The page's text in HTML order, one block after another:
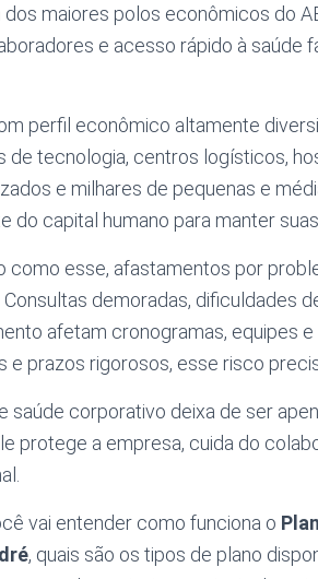
maiores polos econômicos do
e acesso rápido à saúde
perfil econômico altamente
de tecnologia, centros logísticos,
e milhares de pequenas e
do capital humano para manter
como esse, afastamentos por
demoradas, dificuldades
afetam cronogramas, equipes
prazos rigorosos, esse risco
saúde corporativo deixa de ser
protege a empresa, cuida do
vai entender como funciona o
, quais são os tipos de plano